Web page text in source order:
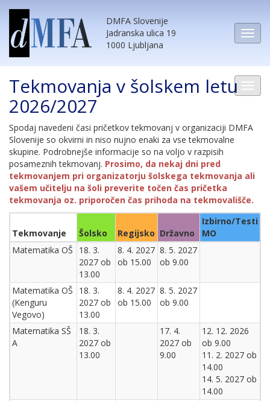
DMFA Slovenije
Jadranska ulica 19
1000 Ljubljana
Tekmovanja v šolskem letu
2026/2027
Spodaj navedeni časi pričetkov tekmovanj v organizaciji DMFA
Slovenije so okvirni in niso nujno enaki za vse tekmovalne
skupine. Podrobnejše informacije so na voljo v razpisih
posameznih tekmovanj. Prosimo, da nekaj dni pred
tekmovanjem pri organizatorju šolskega tekmovanja ali
vašem učitelju na šoli preverite točen čas pričetka
tekmovanja oz. priporočen čas prihoda na tekmovališče.
Tekmovanje Šolsko Regijsko Državno
Izbirno/Testi
MO
Matematika OŠ
18. 3.
2027 ob
13.00
8. 4. 2027
ob 15.00
8. 5. 2027
ob 9.00
Matematika OŠ
(Kenguru
Vegovo)
18. 3.
2027 ob
13.00
8. 4. 2027
ob 15.00
8. 5. 2027
ob 9.00
Matematika SŠ
A
18. 3.
2027 ob
13.00
17. 4.
2027 ob
9.00
12. 12. 2026
ob 9.00
11. 2. 2027 ob
14.00
14. 5. 2027 ob
14.00